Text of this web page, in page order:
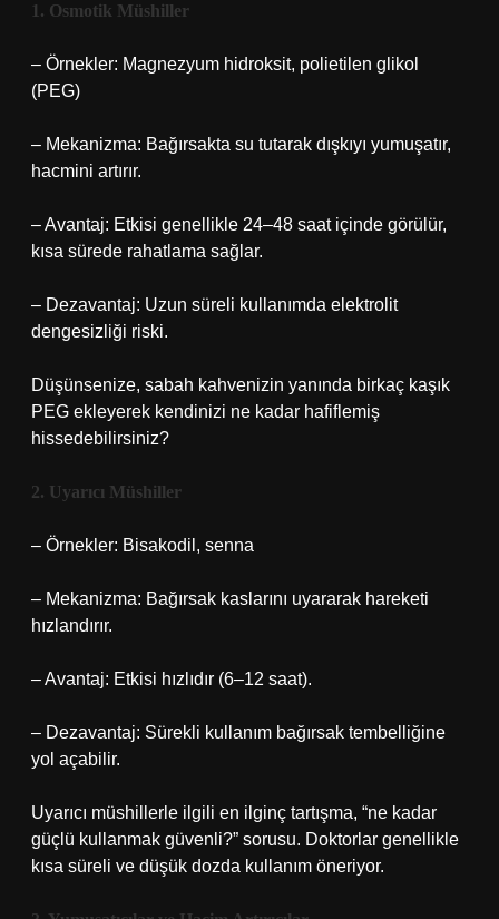
1. Osmotik Müshiller
– Örnekler: Magnezyum hidroksit, polietilen glikol
(PEG)
– Mekanizma: Bağırsakta su tutarak dışkıyı yumuşatır,
hacmini artırır.
– Avantaj: Etkisi genellikle 24–48 saat içinde görülür,
kısa sürede rahatlama sağlar.
– Dezavantaj: Uzun süreli kullanımda elektrolit
dengesizliği riski.
Düşünsenize, sabah kahvenizin yanında birkaç kaşık
PEG ekleyerek kendinizi ne kadar hafiflemiş
hissedebilirsiniz?
2. Uyarıcı Müshiller
– Örnekler: Bisakodil, senna
– Mekanizma: Bağırsak kaslarını uyararak hareketi
hızlandırır.
– Avantaj: Etkisi hızlıdır (6–12 saat).
– Dezavantaj: Sürekli kullanım bağırsak tembelliğine
yol açabilir.
Uyarıcı müshillerle ilgili en ilginç tartışma, “ne kadar
güçlü kullanmak güvenli?” sorusu. Doktorlar genellikle
kısa süreli ve düşük dozda kullanım öneriyor.